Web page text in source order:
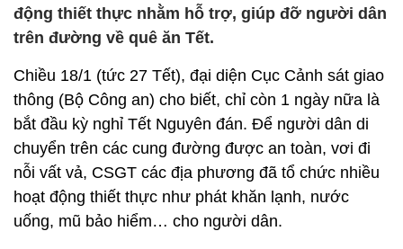
động thiết thực nhằm hỗ trợ, giúp đỡ người dân
trên đường về quê ăn Tết.
Chiều 18/1 (tức 27 Tết), đại diện Cục Cảnh sát giao
thông (Bộ Công an) cho biết, chỉ còn 1 ngày nữa là
bắt đầu kỳ nghỉ Tết Nguyên đán. Để người dân di
chuyển trên các cung đường được an toàn, vơi đi
nỗi vất vả, CSGT các địa phương đã tổ chức nhiều
hoạt động thiết thực như phát khăn lạnh, nước
uống, mũ bảo hiểm… cho người dân.